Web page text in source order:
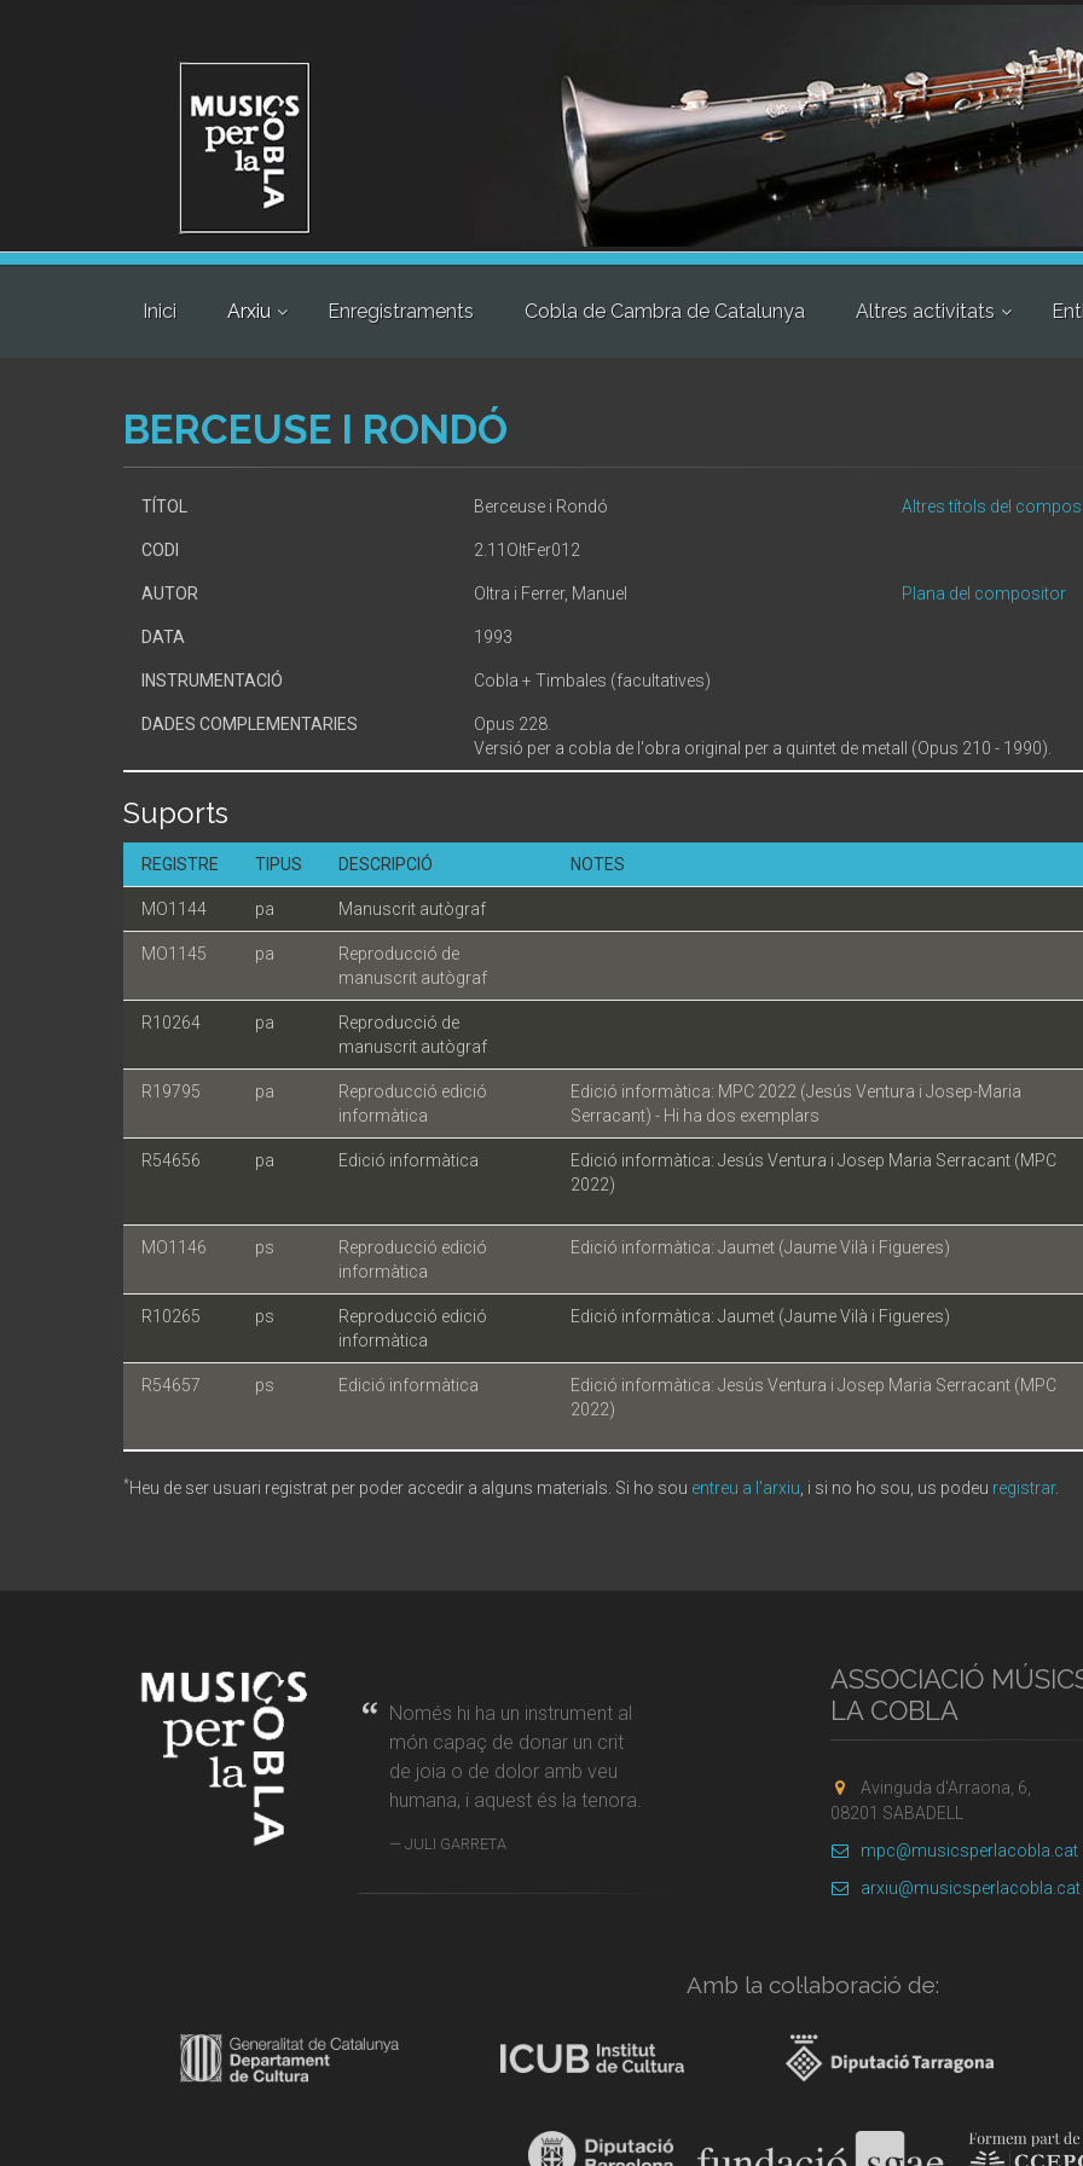
Inici Arxiu Enregistraments Cobla de Cambra de Catalunya Altres activitats
BERCEUSE I RONDÓ
TÍTOL Berceuse i Rondó Altres títols del
CODI 2.11OltFer012
AUTOR Oltra i Ferrer, Manuel Plana del compositor
DATA 1993
INSTRUMENTACIÓ Cobla + Timbales (facultatives)
DADES COMPLEMENTARIES
Opus 228.
Versió per a cobla de l'obra original per a quintet de metall (Opus 210 - 1990).
Suports
REGISTRE TIPUS DESCRIPCIÓ NOTES
MO1144 pa Manuscrit autògraf
MO1145 pa
Reproducció de
manuscrit autògraf
R10264 pa
Reproducció de
manuscrit autògraf
R19795 pa
Reproducció edició
informàtica
Edició informàtica: MPC 2022 (Jesús Ventura i Josep-Maria
Serracant) - Hi ha dos exemplars
R54656 pa Edició informàtica
Edició informàtica: Jesús Ventura i Josep Maria Serracant (MPC
2022)
MO1146 ps
Reproducció edició
informàtica
Edició informàtica: Jaumet (Jaume Vilà i Figueres)
R10265 ps
Reproducció edició
informàtica
Edició informàtica: Jaumet (Jaume Vilà i Figueres)
R54657 ps Edició informàtica
Edició informàtica: Jesús Ventura i Josep Maria Serracant (MPC
2022)
*Heu de ser usuari registrat per poder accedir a alguns materials. Si ho sou entreu a l'arxiu , i si no ho sou, us podeu registrar.
Només hi ha un instrument al
món capaç de donar un crit
de joia o de dolor amb veu
humana, i aquest és la tenora.
JULI GARRETA
ASSOCIACIÓ
LA COBLA
Avinguda d'Arraona, 6,
08201 SABADELL
mpc@musicsperlacobla.cat
arxiu@musicsperlacobla.cat
Amb la col·laboració de: